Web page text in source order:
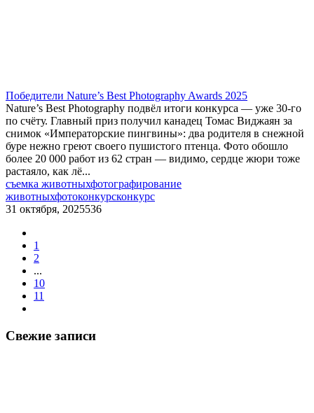
​Победители Nature’s Best Photography Awards 2025
Nature’s Best Photography подвёл итоги конкурса — уже 30-го
по счёту. Главный приз получил канадец Томас Виджаян за
снимок «Императорские пингвины»: два родителя в снежной
буре нежно греют своего пушистого птенца. Фото обошло
более 20 000 работ из 62 стран — видимо, сердце жюри тоже
растаяло, как лё...
съемка животныхфотографирование
животныхфотоконкурсконкурс
31 октября, 2025536
1
2
...
10
11
Свежие записи